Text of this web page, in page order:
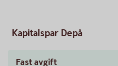
Kapitalspar Depå
Fast avgift